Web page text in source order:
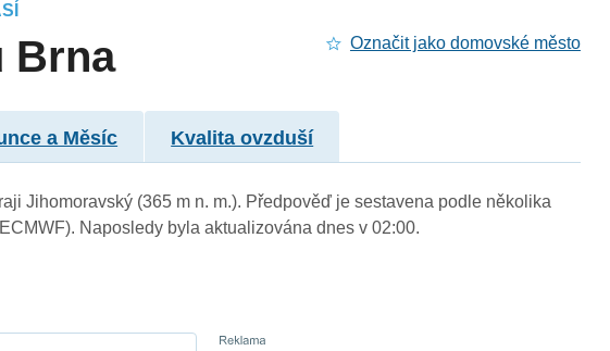
Brna Označit jako domovské město
a Měsíc Kvalita ovzduší
Jihomoravský (365 m n. m.). Předpověď je sestavena podle několika
Naposledy byla aktualizována dnes v 02:00.